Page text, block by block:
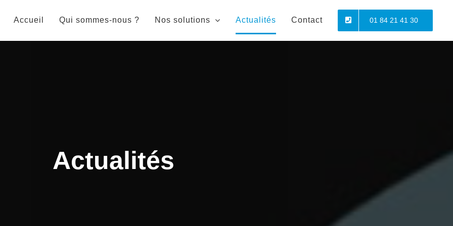
Accueil Qui sommes-nous ? Nos solutions Actualités Contact 01 84 21 41 30
Actualités